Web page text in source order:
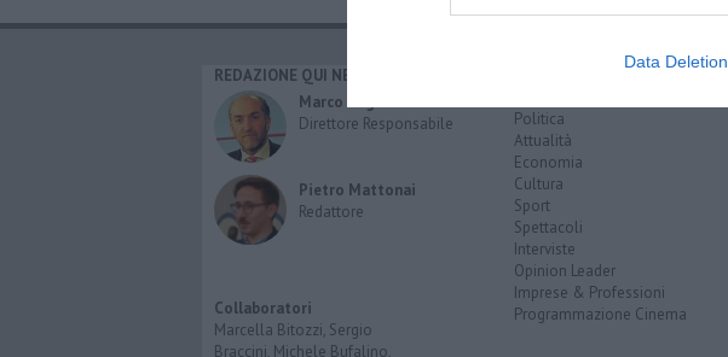
Data Deletion
REDAZIONE QUI NEWS
Marco Migli
Direttore Responsabile
Pietro Mattonai
Redattore
Collaboratori
Marcella Bitozzi, Sergio
Braccini, Michele Bufalino,
Politica
Attualità
Economia
Cultura
Sport
Spettacoli
Interviste
Opinion Leader
Imprese & Professioni
Programmazione Cinema